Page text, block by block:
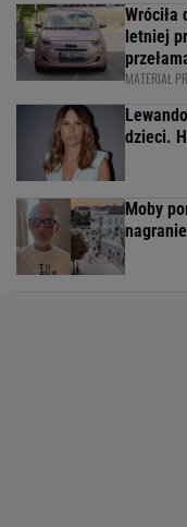
Wróciła
letniej
MATERIAŁ
dzieci.
Moby